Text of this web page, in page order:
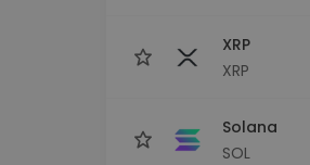
XRP
XRP
Solana
SOL